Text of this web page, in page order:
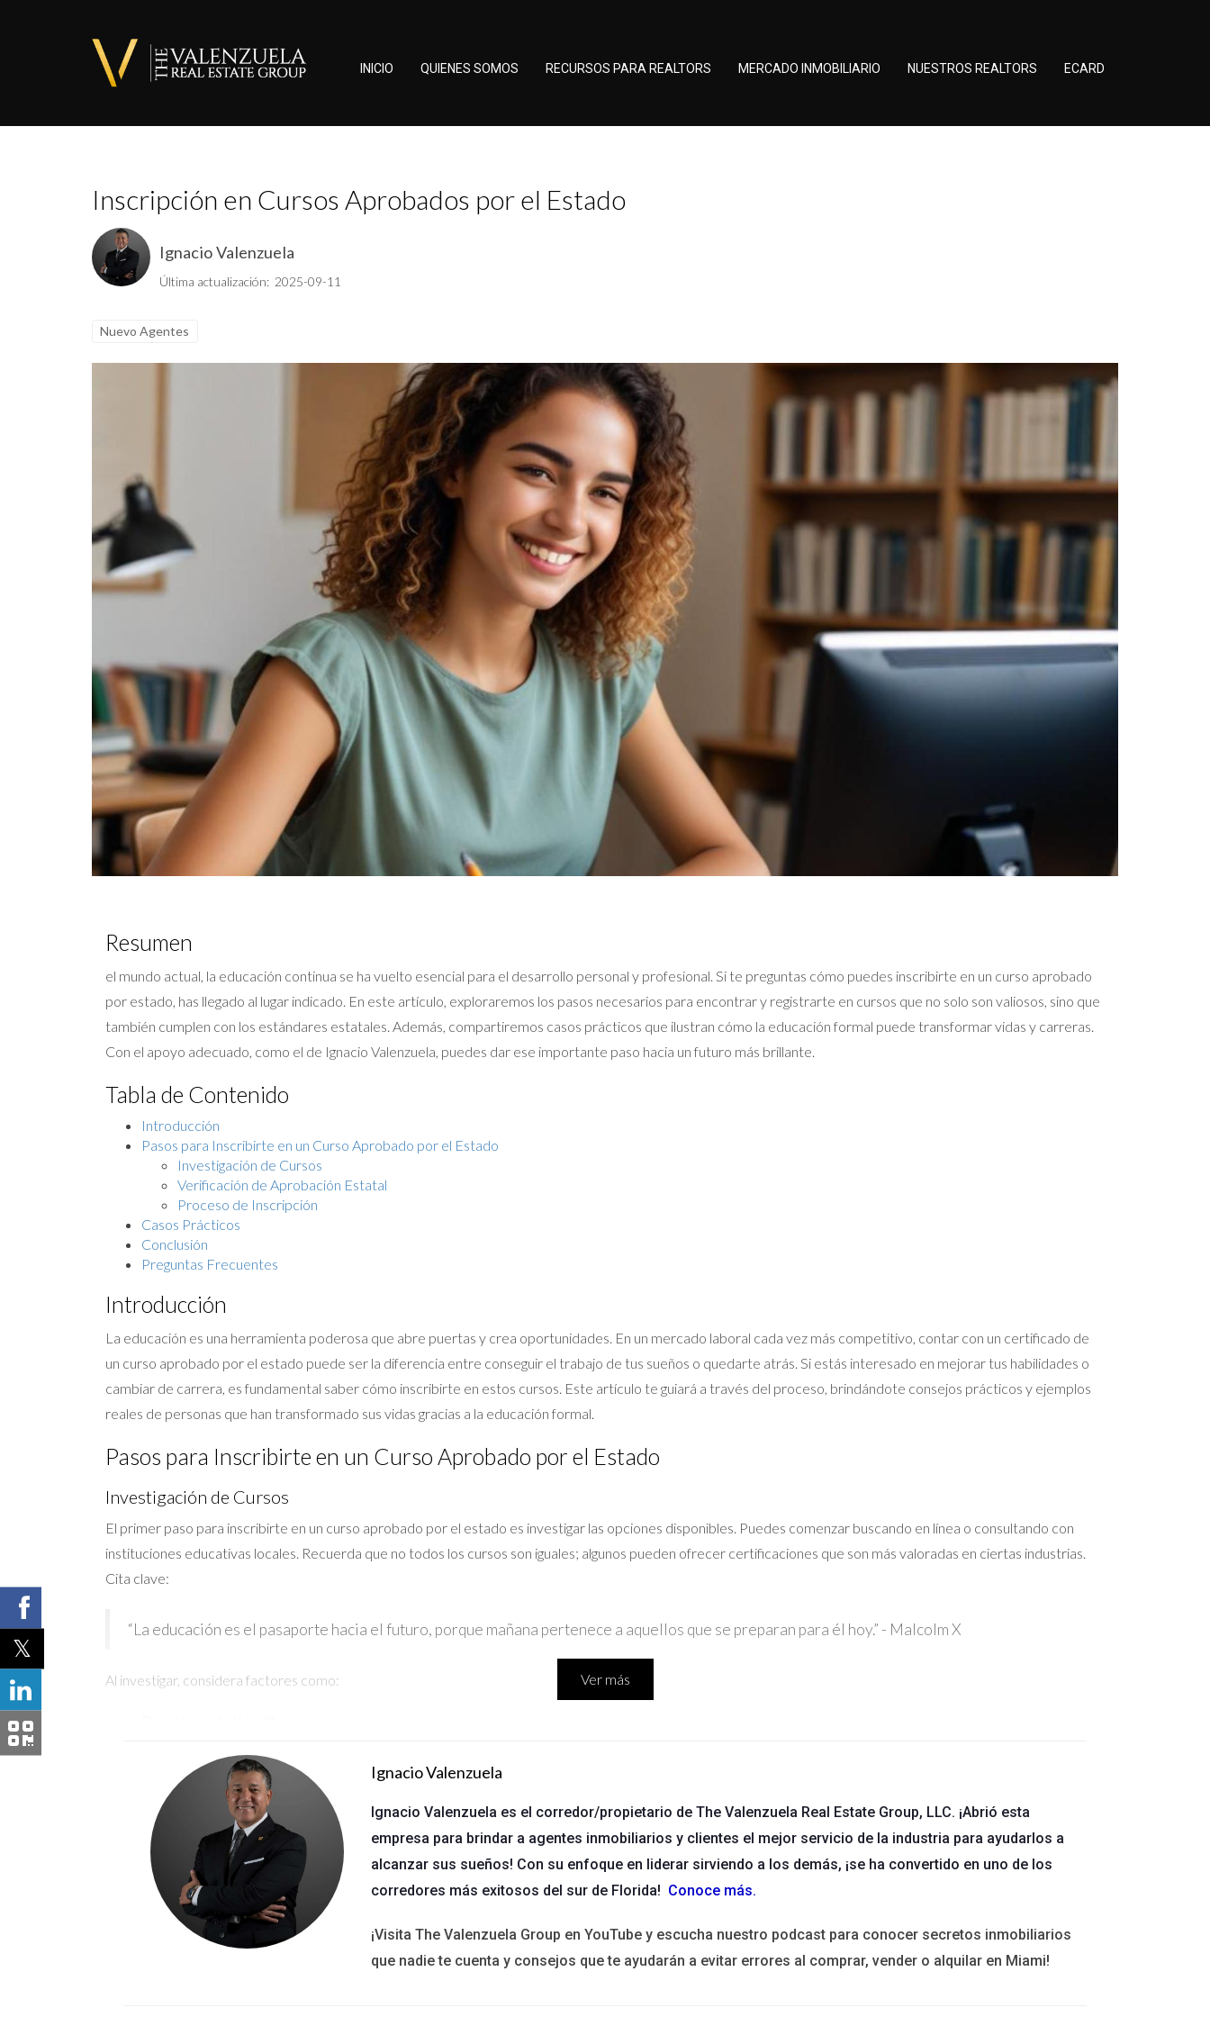
INICIO QUIENES SOMOS RECURSOS PARA REALTORS MERCADO INMOBILIARIO NUESTROS REALTORS ECARD
Inscripción en Cursos Aprobados por el Estado
Ignacio Valenzuela
Última actualización: 2025-09-11
Nuevo Agentes
Resumen
el mundo actual, la educación continua se ha vuelto esencial para el desarrollo personal y profesional. Si te preguntas cómo puedes inscribirte en un curso aprobado
por estado, has llegado al lugar indicado. En este artículo, exploraremos los pasos necesarios para encontrar y registrarte en cursos que no solo son valiosos, sino que
también cumplen con los estándares estatales. Además, compartiremos casos prácticos que ilustran cómo la educación formal puede transformar vidas y carreras.
Con el apoyo adecuado, como el de Ignacio Valenzuela, puedes dar ese importante paso hacia un futuro más brillante.
Tabla de Contenido
Introducción
Pasos para Inscribirte en un Curso Aprobado por el Estado
Investigación de Cursos
Verificación de Aprobación Estatal
Proceso de Inscripción
Casos Prácticos
Conclusión
Preguntas Frecuentes
Introducción
La educación es una herramienta poderosa que abre puertas y crea oportunidades. En un mercado laboral cada vez más competitivo, contar con un certificado de
un curso aprobado por el estado puede ser la diferencia entre conseguir el trabajo de tus sueños o quedarte atrás. Si estás interesado en mejorar tus habilidades o
cambiar de carrera, es fundamental saber cómo inscribirte en estos cursos. Este artículo te guiará a través del proceso, brindándote consejos prácticos y ejemplos
reales de personas que han transformado sus vidas gracias a la educación formal.
Pasos para Inscribirte en un Curso Aprobado por el Estado
Investigación de Cursos
El primer paso para inscribirte en un curso aprobado por el estado es investigar las opciones disponibles. Puedes comenzar buscando en línea o consultando con
instituciones educativas locales. Recuerda que no todos los cursos son iguales; algunos pueden ofrecer certificaciones que son más valoradas en ciertas industrias.
Cita clave:
“La educación es el pasaporte hacia el futuro, porque mañana pertenece a aquellos que se preparan para él hoy.” - Malcolm X
Al investigar, considera factores como:
Contenido del curso y su relevancia.
Costo y opciones de financiamiento.
Verificación de Aprobación Estatal
No todos los cursos están aprobados por el estado, así que es crucial verificar esta información antes de realizar cualquier pago. Puedes hacerlo visitando el sitio
web del departamento educativo de tu estado o contactando directamente a la institución que ofrece el curso. Pregunta si están acreditados y si sus programas
cumplen con las normativas estatales.
Proceso de Inscripción
Una vez que hayas encontrado un curso que te interese y hayas verificado su aprobación estatal, el siguiente paso es inscribirte. Este proceso puede variar según la
Ver más
Ignacio Valenzuela
Ignacio Valenzuela es el corredor/propietario de The Valenzuela Real Estate Group, LLC. ¡Abrió esta
empresa para brindar a agentes inmobiliarios y clientes el mejor servicio de la industria para ayudarlos a
alcanzar sus sueños! Con su enfoque en liderar sirviendo a los demás, ¡se ha convertido en uno de los
corredores más exitosos del sur de Florida! Conoce más.
¡Visita The Valenzuela Group en YouTube y escucha nuestro podcast para conocer secretos inmobiliarios
que nadie te cuenta y consejos que te ayudarán a evitar errores al comprar, vender o alquilar en Miami!